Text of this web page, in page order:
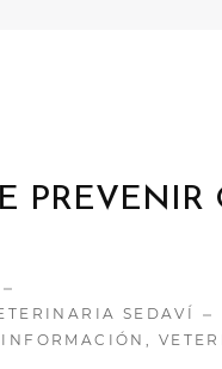
PREVENIR
SEDAVÍ
INFORMACIÓN ,